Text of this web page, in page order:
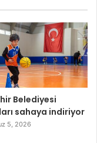
Belediyesi
sahaya indiriyor
5, 2026